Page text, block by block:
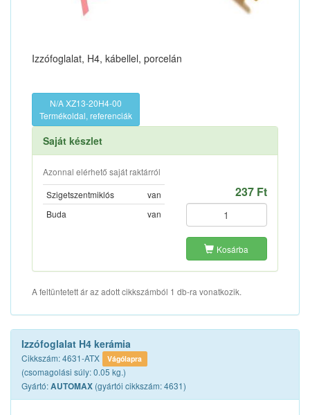
Izzófoglalat, H4, kábellel, porcelán
N/A XZ13-20H4-00
Termékoldal, referenciák
Saját készlet
Azonnal elérhető saját raktárról
Szigetszentmiklós
van
Buda
van
237 Ft
Kosárba
A feltüntetett ár az adott cikkszámból 1 db-ra vonatkozik.
Izzófoglalat H4 kerámia
Cikkszám: 4631-ATX Vágólapra
(csomagolási súly: 0.05 kg.)
Gyártó:AUTOMAX (gyártói cikkszám: 4631)